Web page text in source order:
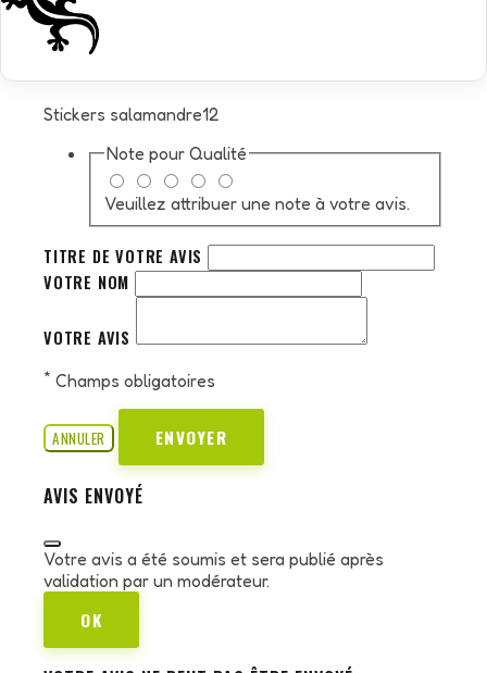
Stickers salamandre12
Note pour Qualité
Veuillez attribuer une note à votre avis.
TITRE DE VOTRE AVIS
VOTRE NOM
VOTRE AVIS
* Champs obligatoires
ANNULER ENVOYER
AVIS ENVOYÉ
Votre avis a été soumis et sera publié après
validation par un modérateur.
OK